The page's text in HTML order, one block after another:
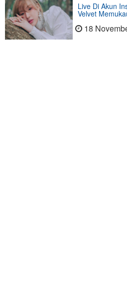
Live Di Akun
Velvet
18